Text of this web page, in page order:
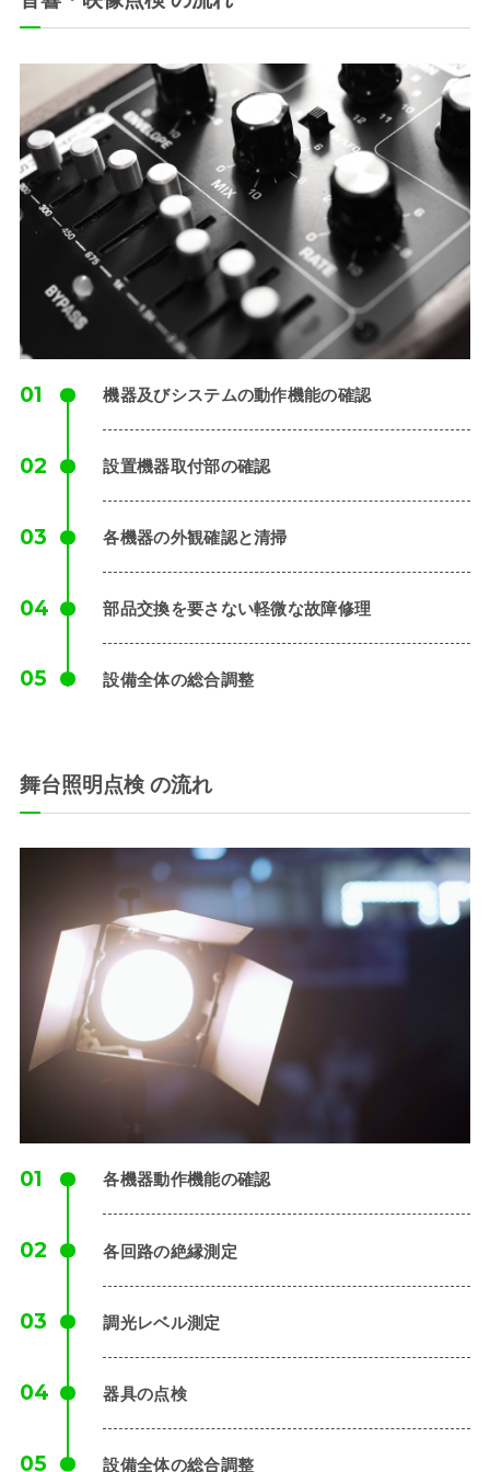
機器及びシステムの動作機能の確認
設置機器取付部の確認
各機器の外観確認と清掃
部品交換を要さない軽微な故障修理
設備全体の総合調整
舞台照明点検 の流れ
各機器動作機能の確認
各回路の絶縁測定
調光レベル測定
器具の点検
設備全体の総合調整